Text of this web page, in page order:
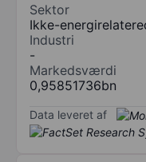
Sektor
Ikke-
Industri
-
Markedsværdi
0,95851736bn
Data leveret af